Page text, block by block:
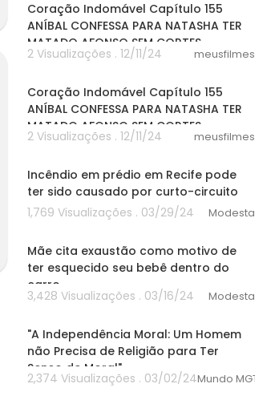
Coração Indomável Capítulo 155
ANÍBAL CONFESSA PARA NATASHA TER
MATADO AFONSO SEM CORTES
2 Visualizações . 12/11/24 meusfilmes
Coração Indomável Capítulo 155
ANÍBAL CONFESSA PARA NATASHA TER
MATADO AFONSO SEM CORTES
2 Visualizações . 12/11/24 meusfilmes
Incêndio em prédio em Recife pode
ter sido causado por curto-circuito
1,769 Visualizações . 03/29/24
Modesta
Mãe cita exaustão como motivo de
ter esquecido seu bebê dentro do
carro
3,428 Visualizações . 03/16/24 Modesta
"A Independência Moral: Um Homem
não Precisa de Religião para Ter
Senso de Moral"
2,374 Visualizações . 03/02/24Mundo